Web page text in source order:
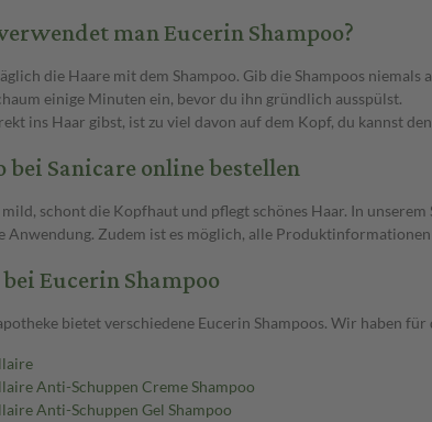
man Eucerin Shampoo?
die Haare mit dem Shampoo. Gib die Shampoos
einige Minuten ein, bevor du ihn gründlich ausspülst.
ins Haar gibst, ist zu viel davon auf dem Kopf, du kannst
Sanicare online bestellen
schont die Kopfhaut und pflegt schönes Haar. In
Anwendung. Zudem ist es möglich, alle
Eucerin Shampoo
bietet verschiedene Eucerin Shampoos. Wir haben
Anti-Schuppen Creme Shampoo
Anti-Schuppen Gel Shampoo